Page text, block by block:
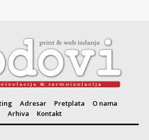
Adresar Pretplata
O nama
Arhiva
Kontakt